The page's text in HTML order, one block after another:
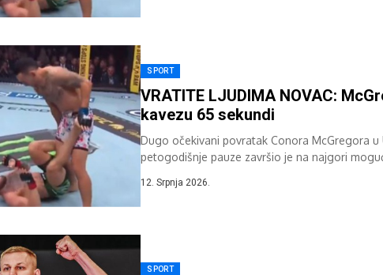
SPORT
VRATITE LJUDIMA NOVAC:
kavezu 65 sekundi
Dugo očekivani povratak Conora McGregora u
petogodišnje pauze završio je na najgori
12. Srpnja 2026.
SPORT